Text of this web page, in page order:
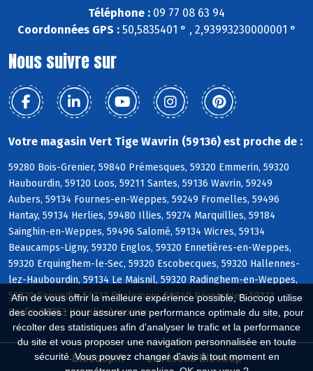
Afin de vous offrir la meilleure expérience possible, Biocoop utilise
des cookies : pour assurer une performance optimale du site, pour
récolter des statistiques afin d'analyser le trafic et la performance
du site et vous proposer une navigation personnalisée en toute
sécurité. Vous pouvez changer d'avis à tout moment en
Téléphone : 09 77 08 63 94
Coordonnées GPS :50,5835401 ° , 2,93993230000001 °
Nous suivre sur
Votre magasin Vert Tige Wavrin (59136) est proche de :
59280 Bois-Grenier, 59840 Prémesques, 59320 Emmerin, 59320
Haubourdin, 59120 Loos, 59211 Santes, 59136 Wavrin, 59249
Aubers, 59134 Fournes-en-Weppes, 59249 Fromelles, 59496
Hantay, 59134 Herlies, 59480 Illies, 59274 Marquillies, 59184
Sainghin-en-Weppes, 59496 Salomé, 59134 Wicres, 59134
Beaucamps-Ligny, 59320 Englos, 59320 Ennetières-en-Weppes,
59320 Erquinghem-le-Sec, 59320 Escobecques, 59320 Hallennes-
lez-Haubourdin, 59134 Le Maisnil, 59320 Radinghem-en-Weppes,
59320 Sequedin, 59133 Phalempin, 59840 Pérenchies, 59113
Seclin, 59263 Houplin-Ancoisne
Biocoop.fr Le réseau Biocoop